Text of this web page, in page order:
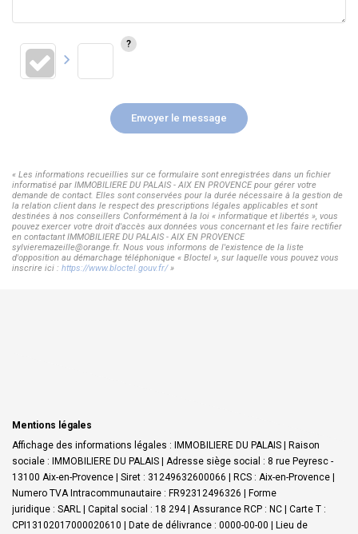
Envoyer le message
« Les informations recueillies sur ce formulaire sont enregistrées dans un fichier
informatisé par IMMOBILIERE DU PALAIS - AIX EN PROVENCE pour gérer votre
demande de contact. Elles sont conservées pour la durée nécessaire à la gestion de
la relation client dans le respect des prescriptions légales applicables et sont
destinées à nos conseillers Conformément à la loi « informatique et libertés », vous
pouvez exercer votre droit d'accès aux données vous concernant et les faire rectifier
en contactant IMMOBILIERE DU PALAIS - AIX EN PROVENCE
sylvieremazeille@orange.fr. Nous vous informons de l'existence de la liste
d'opposition au démarchage téléphonique « Bloctel », sur laquelle vous pouvez vous
inscrire ici : https://www.bloctel.gouv.fr/»
Mentions légales
Affichage des informations légales : IMMOBILIERE DU PALAIS | Raison
sociale : IMMOBILIERE DU PALAIS | Adresse siège social : 8 rue Peyresc -
13100 Aix-en-Provence | Siret : 31249632600066 | RCS : Aix-en-Provence |
Numero TVA Intracommunautaire : FR92312496326 | Forme
juridique : SARL | Capital social : 18 294 | Assurance RCP : NC | Carte T :
CPI13102017000020610 | Date de délivrance : 0000-00-00 | Lieu de